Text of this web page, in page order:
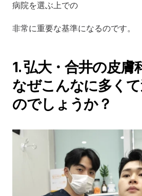
病院を選ぶ上での
非常に重要な基準になるのです。
1. 弘大・合井の皮膚
なぜこんなに多く
のでしょうか？